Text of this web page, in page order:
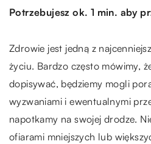
Potrzebujesz ok. 1 min. aby
Zdrowie jest jedną z
życiu. Bardzo często mówimy,
dopisywać, będziemy mogli
wyzwaniami i ewentualnymi
napotkamy na swojej drodze.
ofiarami mniejszych lub